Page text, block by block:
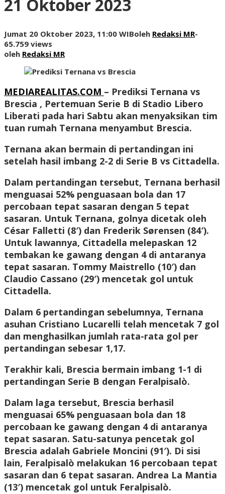
21 Oktober 2023
Jumat 20 Oktober 2023, 11:00 WIBoleh Redaksi MR-
65.759 views
oleh Redaksi MR
MEDIAREALITAS.COM – Prediksi Ternana vs
Brescia , Pertemuan Serie B di Stadio Libero
Liberati pada hari Sabtu akan menyaksikan tim
tuan rumah Ternana menyambut Brescia.
Ternana akan bermain di pertandingan ini
setelah hasil imbang 2-2 di Serie B vs Cittadella.
Dalam pertandingan tersebut, Ternana berhasil
menguasai 52% penguasaan bola dan 17
percobaan tepat sasaran dengan 5 tepat
sasaran. Untuk Ternana, golnya dicetak oleh
César Falletti (8′) dan Frederik Sørensen (84′).
Untuk lawannya, Cittadella melepaskan 12
tembakan ke gawang dengan 4 di antaranya
tepat sasaran. Tommy Maistrello (10′) dan
Claudio Cassano (29′) mencetak gol untuk
Cittadella.
Dalam 6 pertandingan sebelumnya, Ternana
asuhan Cristiano Lucarelli telah mencetak 7 gol
dan menghasilkan jumlah rata-rata gol per
pertandingan sebesar 1,17.
Terakhir kali, Brescia bermain imbang 1-1 di
pertandingan Serie B dengan Feralpisalò.
Dalam laga tersebut, Brescia berhasil
menguasai 65% penguasaan bola dan 18
percobaan ke gawang dengan 4 di antaranya
tepat sasaran. Satu-satunya pencetak gol
Brescia adalah Gabriele Moncini (91′). Di sisi
lain, Feralpisalò melakukan 16 percobaan tepat
sasaran dan 6 tepat sasaran. Andrea La Mantia
(13′) mencetak gol untuk Feralpisalò.